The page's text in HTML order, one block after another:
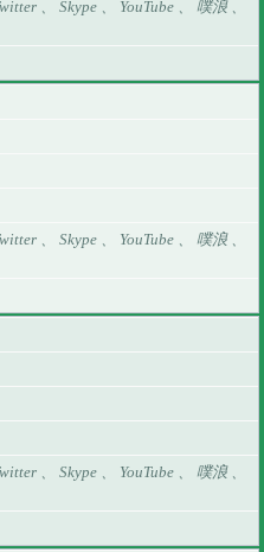
、 Skype 、 YouTube 、 噗浪 、
、 Skype 、 YouTube 、 噗浪 、
、 Skype 、 YouTube 、 噗浪 、